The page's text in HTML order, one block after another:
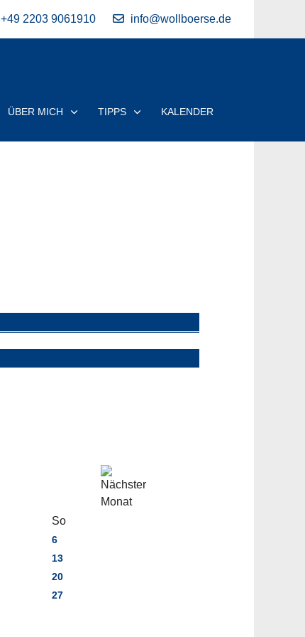
+49 2203 9061910 info@wollboerse.de
ÜBER MICH TIPPS KALENDER
So
6
13
20
27